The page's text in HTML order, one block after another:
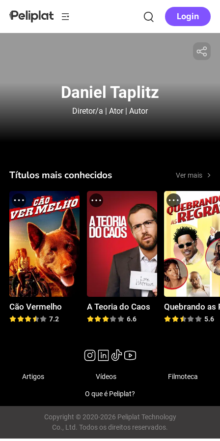
Login
Daniel Taplitz
Diretor/a | Ator | Autor
Títulos mais conhecidos Ver mais
Cão Vermelho
7.2
A Teoria do Caos
6.6 5.6
Artigos Vídeos Filmoteca
O que é Peliplat?
Copyright © 2020-2026 Peliplat Technology
Co., Ltd. Todos os direitos reservados.